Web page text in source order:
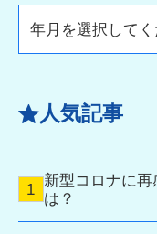
年月を選択して
人気記事
新型コロナに
は？